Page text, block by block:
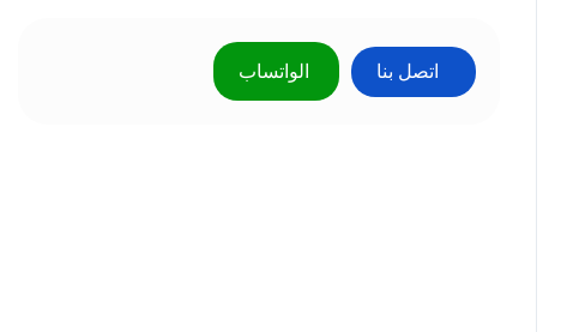
اتصل بنا الواتساب